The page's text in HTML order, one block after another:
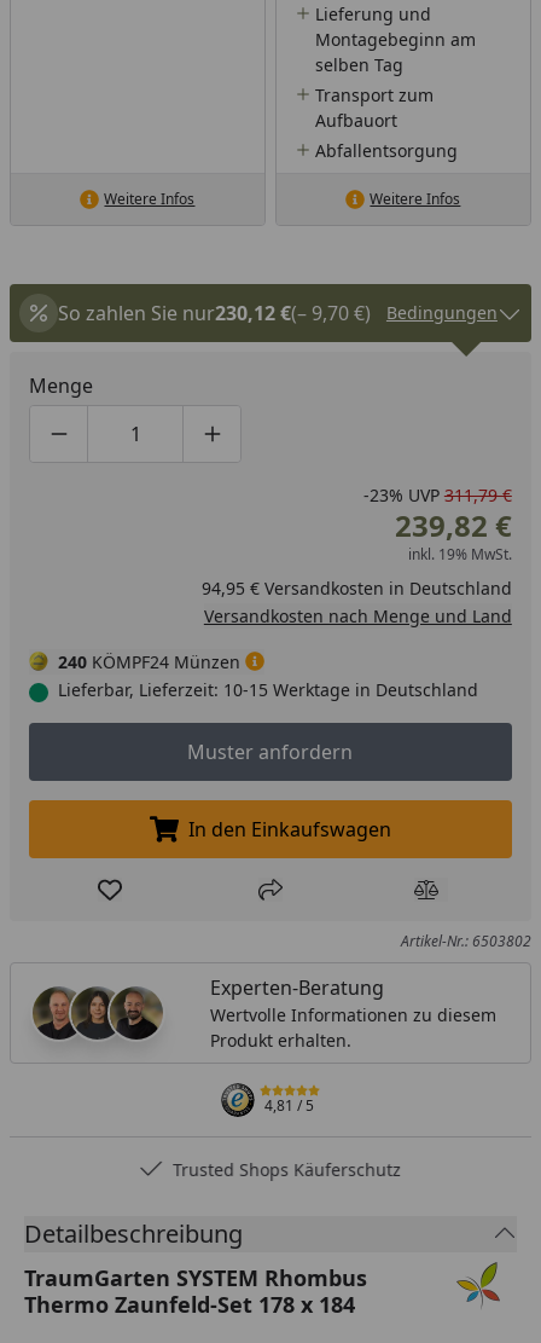
Weitere Infos
Lieferung und
Montagebeginn am
selben Tag
Transport zum
Aufbauort
Abfallentsorgung
Weitere Infos
So zahlen Sie nur230,12 €(– 9,70 €) Bedingungen
Menge
Produktmenge um eins verringern
Produktmenge manuell eingeben
Produktmenge um eins erhöhen
-23% UVP 311,79 €
239,82 €
inkl. 19% MwSt.
94,95 € Versandkosten in Deutschland
Versandkosten nach Menge und Land
240 KÖMPF24 Münzen
Lieferbar, Lieferzeit: 10-15 Werktage in Deutschland
Muster anfordern
Muster anfordern
In den Einkaufswagen legen
In den Einkaufswagen
Produkt zur Wunschliste hinzufügen
Teilen Produkt
Artikel-Nr.: 6503802
Experten-Beratung
Wertvolle Informationen zu diesem
Produkt erhalten.
4,81/ 5
Trusted Shops Käuferschutz
Detailbeschreibung
TraumGarten SYSTEM Rhombus
Thermo Zaunfeld-Set 178 x 184